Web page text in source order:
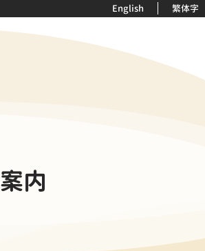
English 繁体字
内